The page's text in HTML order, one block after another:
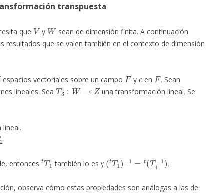
transpuesta
que
V
y
W
sean de dimensión finita. A continuación
resultados que se valen también en el contexto de dimensión
espacios vectoriales sobre un campo
F
y en
F
. Sean
lineales. Sea
T3: W→Z
una transformación lineal. Se
lineal.
.
entonces
tT1
también lo es y
(tT1) 1 (T1− 1)
.
observa cómo estas propiedades son análogas a las de